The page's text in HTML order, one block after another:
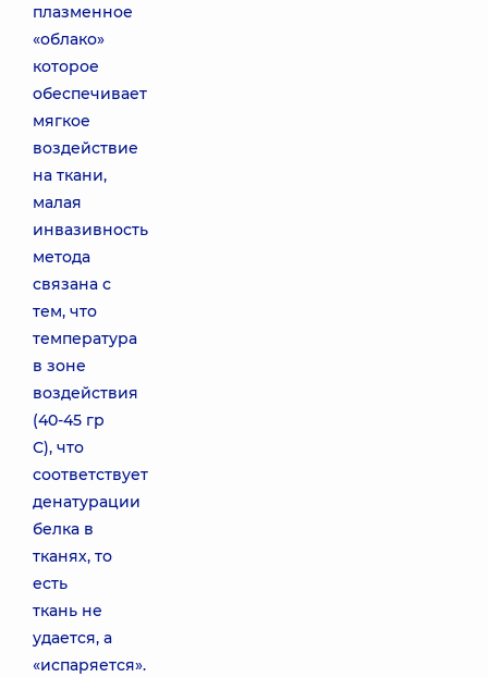
плазменное
«облако»
которое
обеспечивает
мягкое
воздействие
на ткани,
малая
инвазивность
метода
связана с
тем, что
температура
в зоне
воздействия
(40-45 гр
С), что
соответствует
денатурации
белка в
тканях, то
есть
ткань не
удается, а
«испаряется».